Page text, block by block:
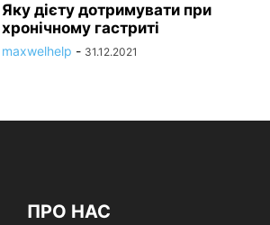
Яку дієту дотримувати при
хронічному гастриті
maxwelhelp - 31.12.2021
ПРО НАС